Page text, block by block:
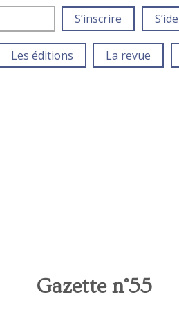
S’inscrire
Les éditions La revue
Gazette n°55